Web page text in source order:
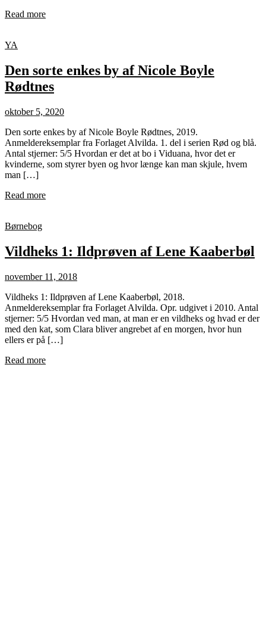
Read more
YA
Den sorte enkes by af Nicole Boyle
Rødtnes
oktober 5, 2020
Den sorte enkes by af Nicole Boyle Rødtnes, 2019.
Anmeldereksemplar fra Forlaget Alvilda. 1. del i serien Rød og blå.
Antal stjerner: 5/5 Hvordan er det at bo i Viduana, hvor det er
kvinderne, som styrer byen og hvor længe kan man skjule, hvem
man […]
Read more
Børnebog
Vildheks 1: Ildprøven af Lene Kaaberbøl
november 11, 2018
Vildheks 1: Ildprøven af Lene Kaaberbøl, 2018.
Anmeldereksemplar fra Forlaget Alvilda. Opr. udgivet i 2010. Antal
stjerner: 5/5 Hvordan ved man, at man er en vildheks og hvad er der
med den kat, som Clara bliver angrebet af en morgen, hvor hun
ellers er på […]
Read more